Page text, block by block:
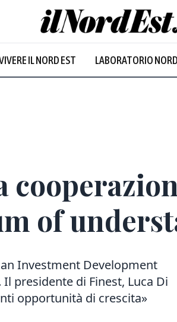
IL NORD EST LABORATORIO
Sereno
of
Investment Development
presidente di Finest, Luca Di
opportunità di crescita»